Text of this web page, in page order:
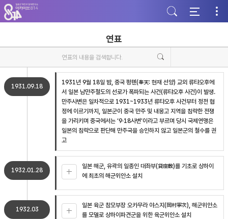
주
메
뉴
가
본
문
바
기
하
단
바
기
연표
1931.09.18
1931년 9월 18일 밤, 중국 펑톈(奉天: 현재 선양) 교외 류탸오후에
서 일본 남만주철도의 선로가 폭파되는 사건(류탸오후 사건)이 발생.
만주사변은 일차적으로 1931~1933년 류탸오후 사건부터 정전 협
정에 이르기까지, 일본군이 중국 만주 및 내몽고 지역을 침략한 전쟁
을 가리키며 중국에서는 ‘9·18사변’이라고 부르며 당시 국제연맹은
일본의 침략으로 판단해 만주국을 승인하지 않고 일본군의 철수를 권
고
1932.01.28
일본 해군, 유곽의 일종인 대좌부(貸座敷)를 기초로 상하이
에 최초의 해군위안소 설치
1932.03
일본 육군 참모부장 오카무라 야스지(岡村寧次), 해군위안소
를 모델로 상하이파견군을 위한 육군위안소 설치